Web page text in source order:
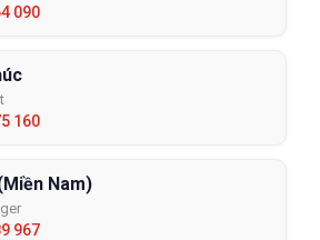
090
160
Nam)
967